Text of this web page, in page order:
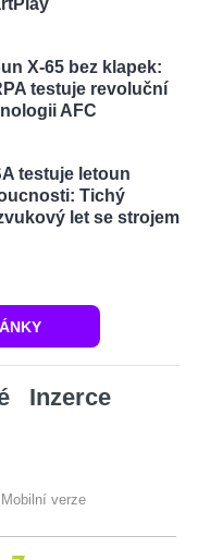
X-65 bez klapek:
testuje revoluční
AFC
testuje letoun
Tichý
let se strojem
Inzerce
Mobilní verze